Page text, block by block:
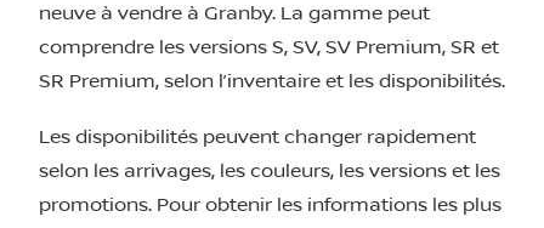
neuve à vendre à Granby. La gamme peut
comprendre les versions S, SV, SV Premium, SR et
SR Premium, selon l’inventaire et les disponibilités.
Les disponibilités peuvent changer rapidement
selon les arrivages, les couleurs, les versions et les
promotions. Pour obtenir les informations les plus